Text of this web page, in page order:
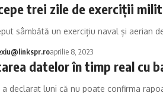
trei zile de exerciții
sâmbătă un exercițiu naval și aerian
aprilie 8, 2023
datelor în timp real cu
declarat luni că nu poate confirma